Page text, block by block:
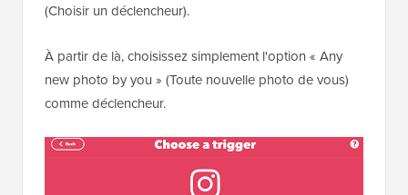
(Choisir un déclencheur).
À partir de là, choisissez simplement l'option « Any
new photo by you » (Toute nouvelle photo de vous)
comme déclencheur.